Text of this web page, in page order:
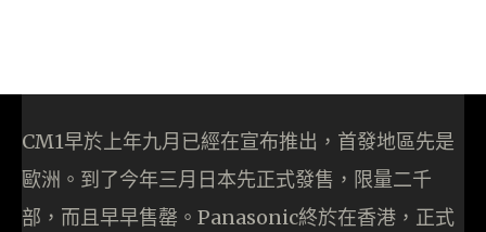
CM1早於上年九月已經在宣布推出，首發地區先是
歐洲。到了今年三月日本先正式發售，限量二千
部，而且早早售罄。Panasonic終於在香港，正式